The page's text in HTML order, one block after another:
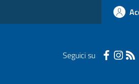
Seguici su